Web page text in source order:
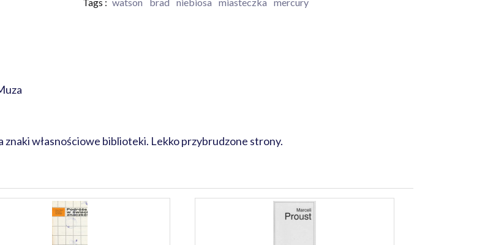
własnościowe biblioteki. Lekko przybrudzone strony.